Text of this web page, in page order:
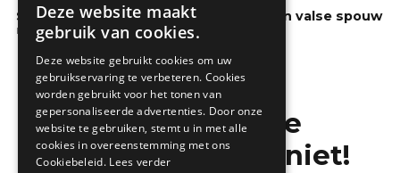
Saint-Gobain Isover : Spouwzaken - Een valse spouw
Isoleren
Mis de laatste
bouwnieuwtjes niet!
Deze website maakt
gebruik van cookies.
Deze website gebruikt cookies om uw
gebruikservaring te verbeteren. Cookies
worden gebruikt voor het tonen van
gepersonaliseerde advertenties. Door onze
website te gebruiken, stemt u in met alle
cookies in overeenstemming met ons
Cookiebeleid. Lees verder